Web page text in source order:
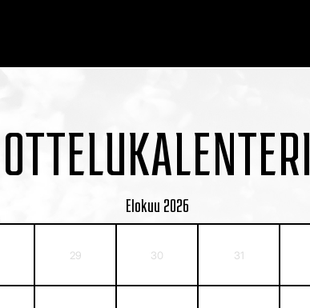
OTTELUKALENTERI
Elokuu 2026
29 30 31